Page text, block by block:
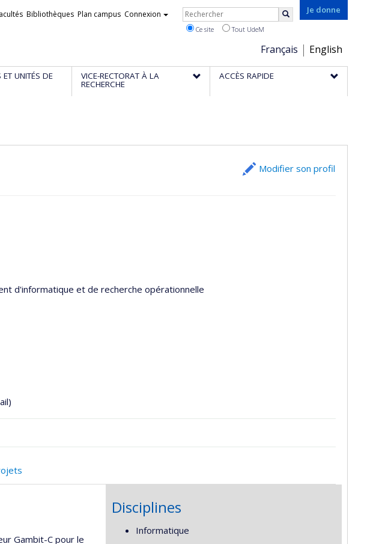
Je donne
Choix
de
la
Français English
Bibliothèques Plan campus Connexion Rechercher
Ce site Tout UdeM
UNITÉS DE VICE-RECTORAT À LA
RECHERCHE
ACCÈS RAPIDE
Modifier son profil
d'informatique et de recherche opérationnelle
Gambit-C pour le
Disciplines
Informatique